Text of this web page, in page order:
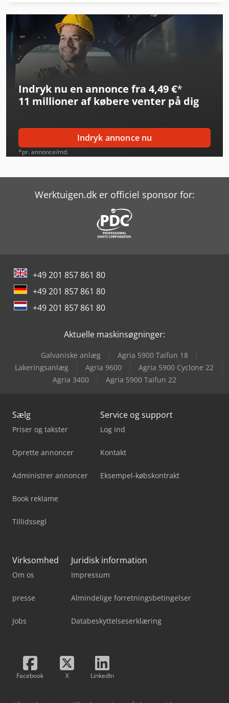
Jcb 4Cx
Jcb 525-60 Hi Viz
Jcb 525-60E
Jcb 533-105
Jcb 535-95
Jcb 540-140 Hi-Viz
Jcb 540-180
Jcb Js175W
Jcb Minigraver
Jcb S2646E
Jcb Teleskoplæsser
Indryk nu en annonce fra 4,49 €*
11 millioner af købere venter på dig
Indryk annonce nu
*pr. annonce/md.
Werktuigen.dk er officiel sponsor for:
+49 201 857 861 80
+49 201 857 861 80
+49 201 857 861 80
Aktuelle maskinsøgninger:
Galvaniske anlæg
Agria 5900 Taifun 18
Lakeringsanlæg
Agria 9600
Agria 5900 Cyclone 22
Agria 3400
Agria 5900 Taifun 22
Sælg
Priser og takster
Oprette annoncer
Administrer annoncer
Book reklame
Tillidssegl
Service og support
Log ind
Kontakt
Eksempel-købskontrakt
Virksomhed
Om os
presse
Jobs
Juridisk information
Impressum
Almindelige forretningsbetingelser
Databeskyttelseserklæring
Facebook X LinkedIn